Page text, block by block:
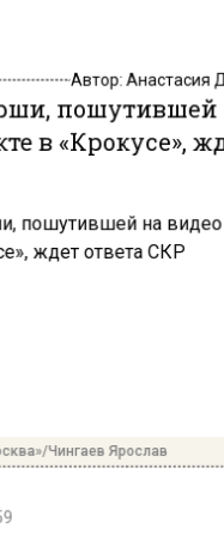
пошутившей
в «Крокусе»,